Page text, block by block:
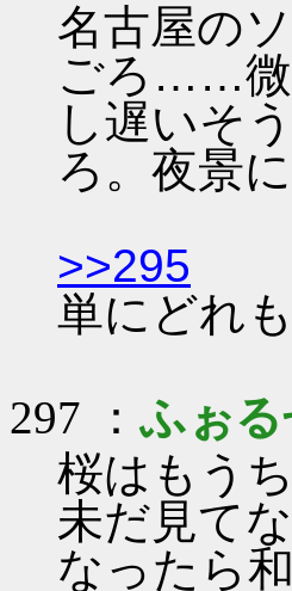
名古屋の
ごろ……微
し遅いそ
ろ。夜景
>>295
単にどれ
297 ：ふぉ
桜はもう
未だ見て
なったら